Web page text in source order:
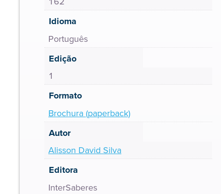
Idioma
Português
Edição
1
Formato
Brochura (paperback)
Autor
Alisson David Silva
Editora
InterSaberes